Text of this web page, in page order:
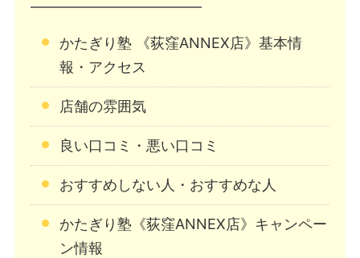
かたぎり塾 《荻窪ANNEX店》基本情
報・アクセス
店舗の雰囲気
良い口コミ・悪い口コミ
おすすめしない人・おすすめな人
かたぎり塾《荻窪ANNEX店》キャンペー
ン情報